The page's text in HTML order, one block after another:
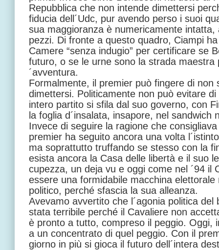
Repubblica che non intende dimettersi
fiducia dell´Udc, pur avendo perso i suoi
sua maggioranza è numericamente
pezzi. Di fronte a questo quadro, Ciampi
Camere “senza indugio” per certificare se
futuro, o se le urne sono la strada maestra
´avventura.
Formalmente, il premier può fingere di non
dimettersi. Politicamente non può evitare
intero partito si sfila dal suo governo, con
la foglia d´insalata, insapore, nel sandwich
Invece di seguire la ragione che
premier ha seguito ancora una volta
ma soprattutto truffando se stesso con la
esista ancora la Casa delle libertà e il suo
cupezza, un deja vu e oggi come nel ´94 il
essere una formidabile macchina
politico, perché sfascia la sua alleanza.
Avevamo avvertito che l´agonia politica del
stata terribile perché il Cavaliere non
è pronto a tutto, compreso il peggio. Oggi,
a un concentrato di quel peggio. Con il
giorno in più si gioca il futuro dell´intera